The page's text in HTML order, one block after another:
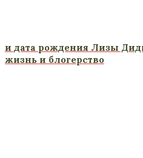
и дата рождения Лизы
жизнь и блогерство